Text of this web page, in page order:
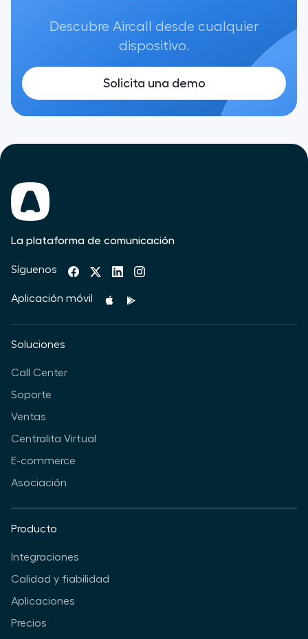
Descubre Aircall desde cualquier
dispositivo.
Solicita una demo
La plataforma de comunicación
Síguenos
Aplicación móvil
Soluciones
Call Center
Soporte
Ventas
Centralita Virtual
E-commerce
Asociación
Producto
Integraciones
Calidad y fiabilidad
Aplicaciones
Precios